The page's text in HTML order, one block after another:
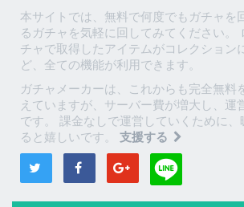
本サイトでは、無料で何度でもガチャを
るガチャを気軽に回してみてください。
チャで取得したアイテムがコレクション
ど、全ての機能が利用できます。
ガチャメーカーは、これからも完全無料
えていますが、サーバー費が増大し、運
です。 課金なしで運営していくために
ると嬉しいです。 支援する